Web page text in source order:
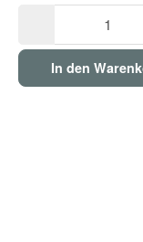
In den